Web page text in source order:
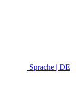
Sprache | DE